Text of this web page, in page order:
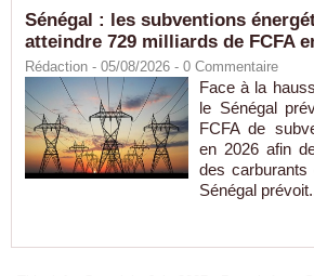
Sénégal : les subventions
atteindre 729 milliards de FCFA
Rédaction - 05/08/2026 - 0 Commentaire
Face à la
le Sénégal
FCFA de
en 2026 afin
des carburants
Sénégal